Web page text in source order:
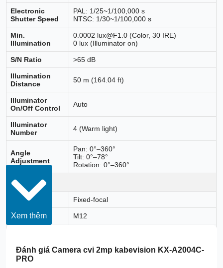
Electronic
Shutter Speed
PAL: 1/25~1/100,000 s
NTSC: 1/30~1/100,000 s
Min.
Illumination
0.0002 lux@F1.0 (Color, 30 IRE)
0 lux (Illuminator on)
S/N Ratio >65 dB
Illumination
Distance
50 m (164.04 ft)
Illuminator
On/Off Control
Auto
Illuminator
Number
4 (Warm light)
Angle
Adjustment
Pan: 0°–360°
Tilt: 0°–78°
Rotation: 0°–360°
Lens
Lens Type Fixed-focal
Lens Mount M12
Max. Aperture F1.0
Xem thêm
Đánh giáCamera cvi 2mp kabevision KX-A2004C-
PRO